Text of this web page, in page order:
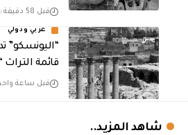
قبل 58 دقيقة
عربي ودولي
قائمة التراث
قبل ساعة
شاهد المزيد..